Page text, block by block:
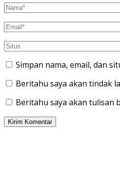
Simpan nama, email, dan
Beritahu saya akan tindak
Beritahu saya akan tulisan